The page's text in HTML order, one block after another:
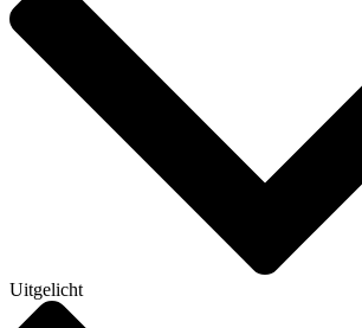
Uitgelicht